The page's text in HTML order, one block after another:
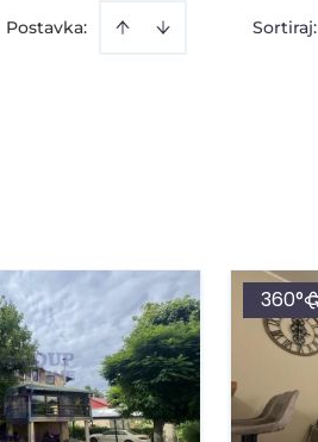
Postavka: Sortiraj:
360°